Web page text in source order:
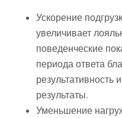
Ускорение
увеличивает
поведенческие
периода ответа
результативность
результаты.
Уменьшение